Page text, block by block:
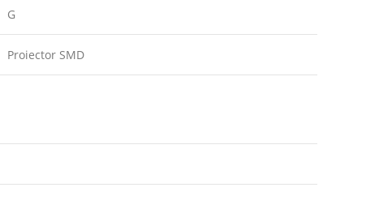
G
Proiector SMD